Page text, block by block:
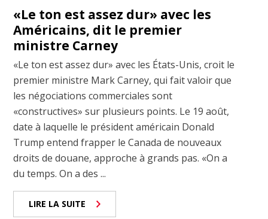
«Le ton est assez dur» avec les
Américains, dit le premier
ministre Carney
«Le ton est assez dur» avec les États-Unis, croit le
premier ministre Mark Carney, qui fait valoir que
les négociations commerciales sont
«constructives» sur plusieurs points. Le 19 août,
date à laquelle le président américain Donald
Trump entend frapper le Canada de nouveaux
droits de douane, approche à grands pas. «On a
du temps. On a des ...
LIRE LA SUITE